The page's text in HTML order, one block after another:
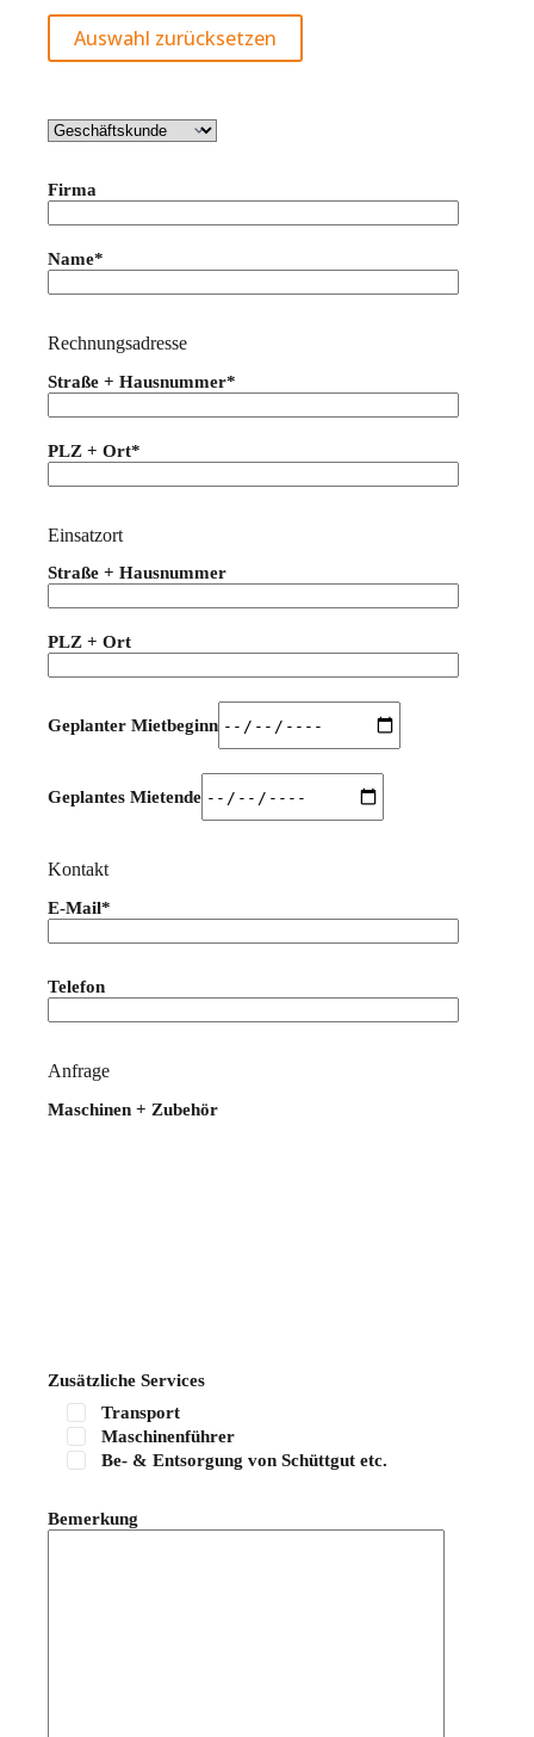
Auswahl zurücksetzen
Firma
Name*
Rechnungsadresse
Straße + Hausnummer*
PLZ + Ort*
Einsatzort
Straße + Hausnummer
PLZ + Ort
Geplanter Mietbeginn
Geplantes Mietende
Kontakt
E-Mail*
Telefon
Anfrage
Maschinen + Zubehör
Zusätzliche Services
Transport
Maschinenführer
Be- & Entsorgung von Schüttgut etc.
Bemerkung